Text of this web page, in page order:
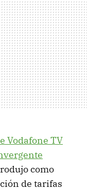
Vodafone TV
como
de tarifas